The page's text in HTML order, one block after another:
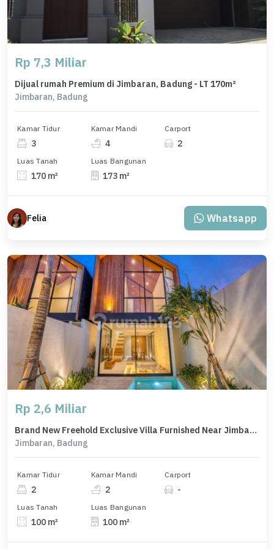
Rp 7,3 Miliar
Dijual rumah Premium di Jimbaran, Badung - LT 170m²
Jimbaran, Badung
Kamar Tidur
3
Kamar Mandi
4
Carport
2
Luas Tanah
170 m²
Luas Bangunan
173 m²
Felia Whatsapp
Rp 2,6 Miliar
Brand New Freehold Exclusive Villa Furnished Near Jimbaran Beach
Jimbaran, Badung
Kamar Tidur
2
Kamar Mandi
2
Carport
-
Luas Tanah
100 m²
Luas Bangunan
100 m²